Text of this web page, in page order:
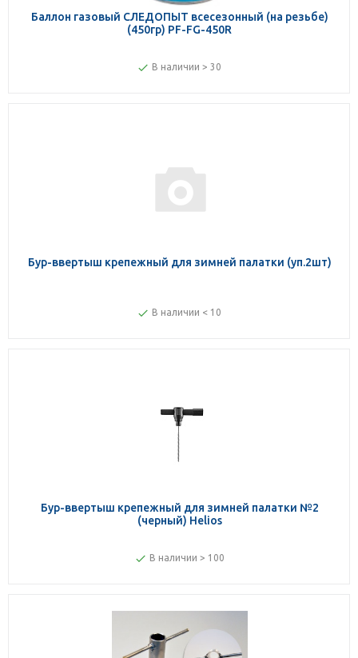
Баллон газовый СЛЕДОПЫТ всесезонный (на резьбе)
(450гр) PF-FG-450R
В наличии > 30
Бур-ввертыш крепежный для зимней палатки (уп.2шт)
В наличии < 10
Бур-ввертыш крепежный для зимней палатки №2
(черный) Helios
В наличии > 100